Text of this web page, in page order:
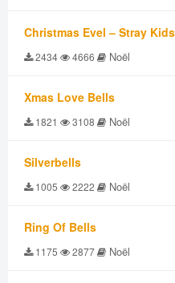
Christmas Evel – Stray Kids
2434 4666 Noël
Xmas Love Bells
1821 3108 Noël
Silverbells
1005 2222 Noël
Ring Of Bells
1175 2877 Noël